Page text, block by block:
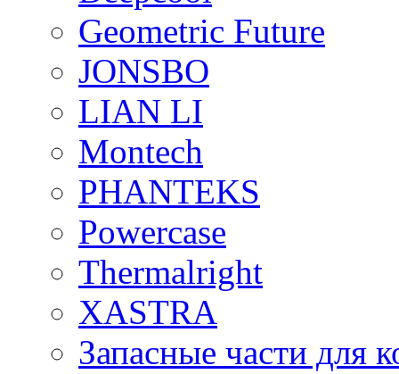
Geometric Future
JONSBO
LIAN LI
Montech
PHANTEKS
Powercase
Thermalright
XASTRA
Запасные части для